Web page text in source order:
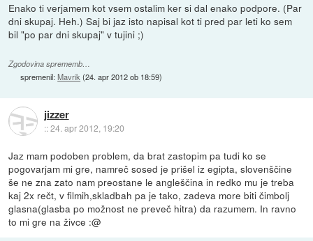
Enako ti verjamem kot vsem ostalim ker si dal enako podpore. (Par
dni skupaj. Heh.) Saj bi jaz isto napisal kot ti pred par leti ko sem
bil "po par dni skupaj" v tujini ;)
Zgodovina sprememb…
spremenil:Mavrik (24. apr 2012 ob 18:59)
jizzer
::24. apr 2012, 19:20
Jaz mam podoben problem, da brat zastopim pa tudi ko se
pogovarjam mi gre, namreč sosed je prišel iz egipta, slovenščine
še ne zna zato nam preostane le angleščina in redko mu je treba
kaj 2x rečt, v filmih,skladbah pa je tako, zadeva more biti čimbolj
glasna(glasba po možnost ne preveč hitra) da razumem. In ravno
to mi gre na živce :@